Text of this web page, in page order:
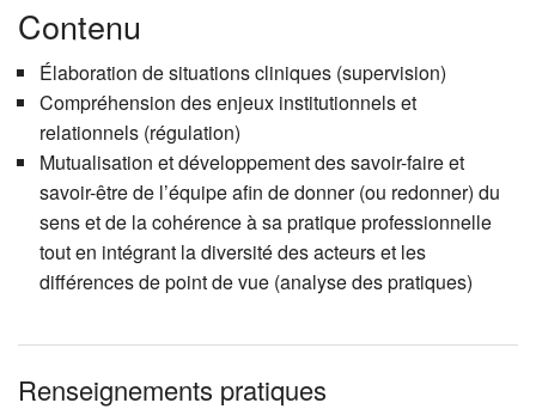
Contenu
Élaboration de situations cliniques (supervision)
Compréhension des enjeux institutionnels et
relationnels (régulation)
Mutualisation et développement des savoir-faire et
savoir-être de l’équipe afin de donner (ou redonner) du
sens et de la cohérence à sa pratique professionnelle
tout en intégrant la diversité des acteurs et les
différences de point de vue (analyse des pratiques)
Renseignements pratiques